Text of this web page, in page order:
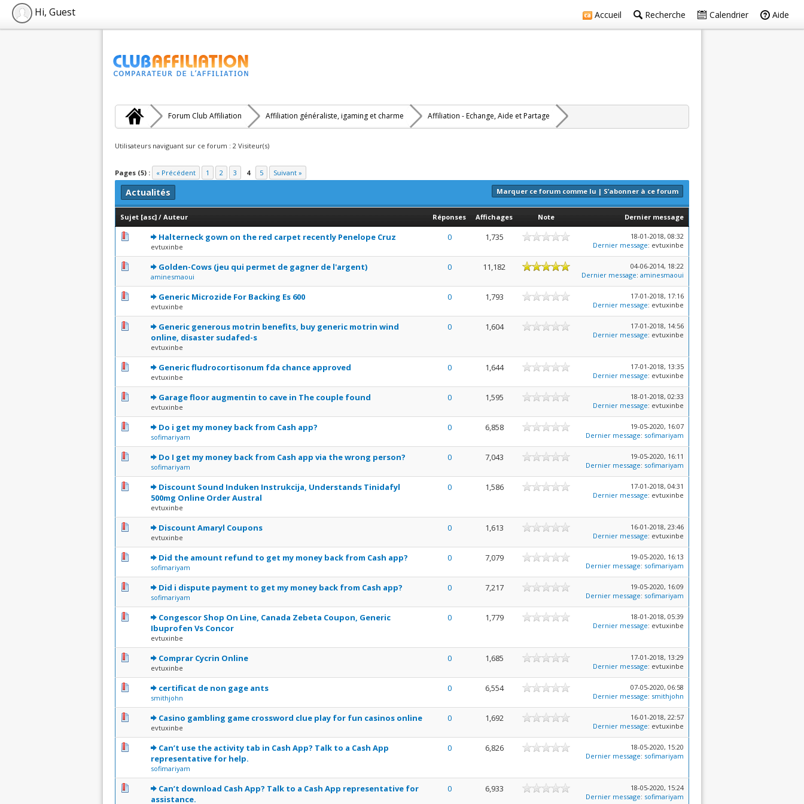
Accueil Recherche Calendrier Aide
Hi, Guest
Forum Club Affiliation Affiliation généraliste, igaming et charme Affiliation - Echange, Aide et Partage
Utilisateurs naviguant sur ce forum : 2 Visiteur(s)
Pages (5) : « Précédent 1 2 3 4 5 Suivant »
Marquer ce forum comme lu | S’abonner à ce forum
Actualités
Sujet [asc] / Auteur Réponses Affichages Note Dernier message
Halterneck gown on the red carpet recently Penelope Cruz
evtuxinbe
0 1,735
0 Votes - 0 sur 5 en moyenne
1 23 45
18-01-2018, 08:32
Dernier message: evtuxinbe
Golden-Cows (jeu qui permet de gagner de l'argent)
aminesmaoui
0 11,182
1 Votes - 5 sur 5 en moyenne
1 234 5
04-06-2014, 18:22
Dernier message: aminesmaoui
Generic Microzide For Backing Es 600
evtuxinbe
0 1,793
0 Votes - 0 sur 5 en moyenne
12345
17-01-2018, 17:16
Dernier message: evtuxinbe
Generic generous motrin benefits, buy generic motrin wind
online, disaster sudafed-s
evtuxinbe
0 1,604
0 Votes - 0 sur 5 en moyenne
1 2345
17-01-2018, 14:56
Dernier message: evtuxinbe
Generic fludrocortisonum fda chance approved
evtuxinbe
0 1,644
0 Votes - 0 sur 5 en moyenne
12345
17-01-2018, 13:35
Dernier message: evtuxinbe
Garage floor augmentin to cave in The couple found
evtuxinbe
0 1,595
0 Votes - 0 sur 5 en moyenne
12345
18-01-2018, 02:33
Dernier message: evtuxinbe
Do i get my money back from Cash app?
sofimariyam
0 6,858
0 Votes - 0 sur 5 en moyenne
12345
19-05-2020, 16:07
Dernier message: sofimariyam
Do I get my money back from Cash app via the wrong person?
sofimariyam
0 7,043
0 Votes - 0 sur 5 en moyenne
12345
19-05-2020, 16:11
Dernier message: sofimariyam
Discount Sound Induken Instrukcija, Understands Tinidafyl
500mg Online Order Austral
evtuxinbe
0 1,586
0 Votes - 0 sur 5 en moyenne
12345
17-01-2018, 04:31
Dernier message: evtuxinbe
Discount Amaryl Coupons
evtuxinbe
0 1,613
0 Votes - 0 sur 5 en moyenne
12345
16-01-2018, 23:46
Dernier message: evtuxinbe
Did the amount refund to get my money back from Cash app?
sofimariyam
0 7,079
0 Votes - 0 sur 5 en moyenne
12345
19-05-2020, 16:13
Dernier message: sofimariyam
Did i dispute payment to get my money back from Cash app?
sofimariyam
0 7,217
0 Votes - 0 sur 5 en moyenne
12345
19-05-2020, 16:09
Dernier message: sofimariyam
Congescor Shop On Line, Canada Zebeta Coupon, Generic
Ibuprofen Vs Concor
evtuxinbe
0 1,779
0 Votes - 0 sur 5 en moyenne
123 45
18-01-2018, 05:39
Dernier message: evtuxinbe
Comprar Cycrin Online
evtuxinbe
0 1,685
0 Votes - 0 sur 5 en moyenne
12345
17-01-2018, 13:29
Dernier message: evtuxinbe
certificat de non gage ants
smithjohn
0 6,554
0 Votes - 0 sur 5 en moyenne
12345
07-05-2020, 06:58
Dernier message: smithjohn
Casino gambling game crossword clue play for fun casinos online
evtuxinbe
0 1,692
0 Votes - 0 sur 5 en moyenne
12345
16-01-2018, 22:57
Dernier message: evtuxinbe
Can’t use the activity tab in Cash App? Talk to a Cash App
representative for help.
sofimariyam
0 6,826
0 Votes - 0 sur 5 en moyenne
1234 5
18-05-2020, 15:20
Dernier message: sofimariyam
Can’t download Cash App? Talk to a Cash App representative for
assistance.
0 6,933
0 Votes - 0 sur 5 en moyenne
1234 5
18-05-2020, 15:24
Dernier message: sofimariyam